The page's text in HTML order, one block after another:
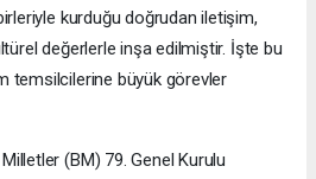
kurduğu doğrudan iletişim,
değerlerle inşa edilmiştir. İşte bu
temsilcilerine büyük görevler
(BM) 79. Genel Kurulu